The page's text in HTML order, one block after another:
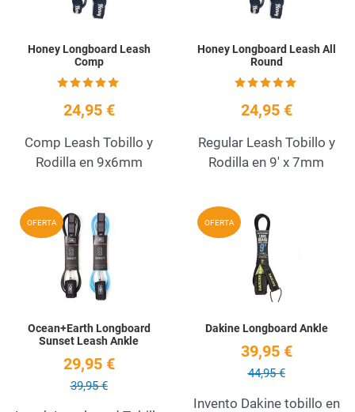
Honey Longboard Leash
Comp
24,95 €
Comp Leash Tobillo y
Rodilla en 9x6mm
Honey Longboard Leash All
Round
24,95 €
Regular Leash Tobillo y
Rodilla en 9' x 7mm
OFERTA Add to Wishlist
Ocean+Earth Longboard
Sunset Leash Ankle
29,95 €
39,95 €
OFERTA
Dakine Longboard Ankle
39,95 €
44,95 €
Invento Dakine tobillo en